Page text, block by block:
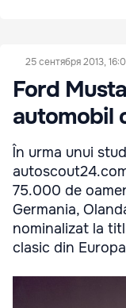
25 сентября 2013,
Ford
automobil
În urma unui
75.000 de
Germania,
nominalizat la
clasic din